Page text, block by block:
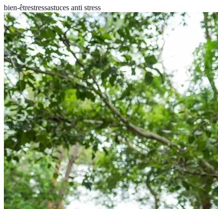
bien-êtrestressastuces anti stress